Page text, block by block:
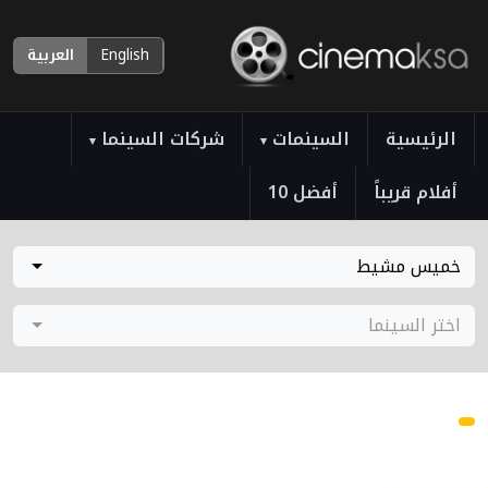
English العربية
الرئيسية السينمات ▾ شركات السينما ▾
أفلام قريباً أفضل 10
خميس مشيط
اختر السينما